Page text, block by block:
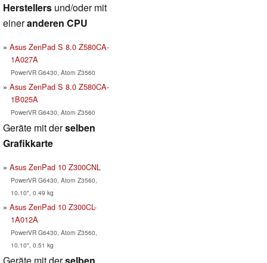
Herstellers und/oder mit
eineranderen CPU
Asus ZenPad S 8.0 Z580CA-
1A027A
PowerVR G6430, Atom Z3560
Asus ZenPad S 8.0 Z580CA-
1B025A
PowerVR G6430, Atom Z3560
Geräte mit derselben
Grafikkarte
Asus ZenPad 10 Z300CNL
PowerVR G6430, Atom Z3560,
10.10", 0.49 kg
Asus ZenPad 10 Z300CL-
1A012A
PowerVR G6430, Atom Z3560,
10.10", 0.51 kg